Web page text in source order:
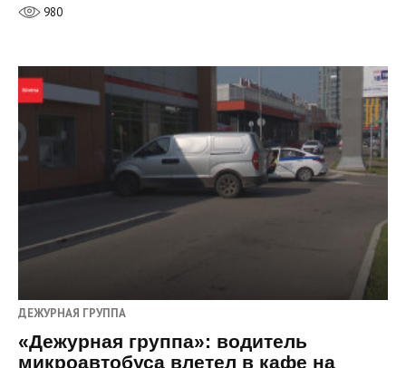
980
ДЕЖУРНАЯ ГРУППА
«Дежурная группа»: водитель
микроавтобуса влетел в кафе на